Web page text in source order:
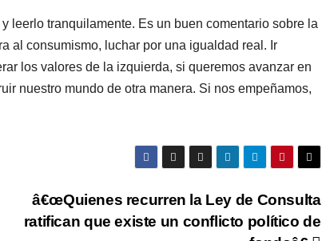
y leerlo tranquilamente. Es un buen comentario sobre la
al consumismo, luchar por una igualdad real. Ir
los valores de la izquierda, si queremos avanzar en
nuestro mundo de otra manera. Si nos empeñamos,
â€œQuienes recurren la Ley de Consulta
ratifican que existe un conflicto polí­tico de